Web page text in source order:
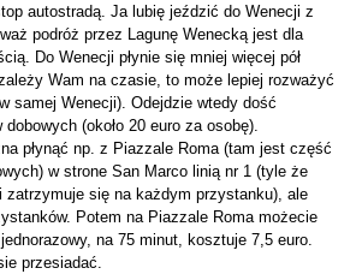
autostradą. Ja lubię jeździć do Wenecji z
podróż przez Lagunę Wenecką jest dla
Do Wenecji płynie się mniej więcej pół
Wam na czasie, to może lepiej rozważyć
samej Wenecji). Odejdzie wtedy dość
(około 20 euro za osobę).
płynąć np. z Piazzale Roma (tam jest część
w strone San Marco linią nr 1 (tyle że
zatrzymuje się na każdym przystanku), ale
Potem na Piazzale Roma możecie
na 75 minut, kosztuje 7,5 euro.
przesiadać.